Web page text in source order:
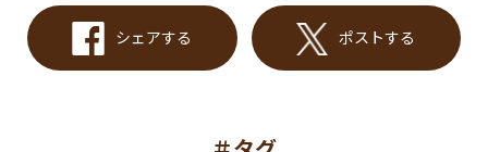
シェアする ポストする